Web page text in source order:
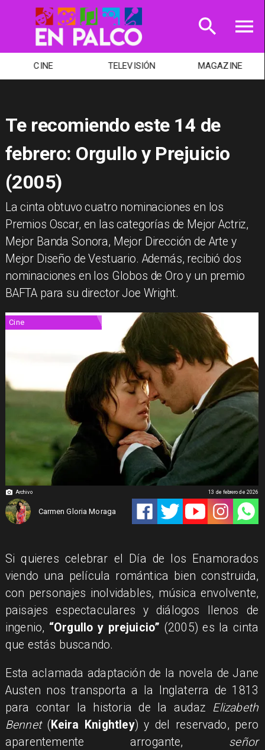
CINE TELEVISIÓN MAGAZINE
Te recomiendo este 14 de
febrero: Orgullo y Prejuicio
(2005)
La cinta obtuvo cuatro nominaciones en los
Premios Oscar, en las categorías de Mejor Actriz,
Mejor Banda Sonora, Mejor Dirección de Arte y
Mejor Diseño de Vestuario. Además, recibió dos
nominaciones en los Globos de Oro y un premio
BAFTA para su director Joe Wright.
Archivo
Cine
Carmen Gloria Moraga
13 de febrero de 2026
Si quieres celebrar el Día de los Enamorados
viendo una película romántica bien construida,
con personajes inolvidables, música envolvente,
paisajes espectaculares y diálogos llenos de
ingenio, “Orgullo y prejuicio” (2005) es la cinta
que estás buscando.
Esta aclamada adaptación de la novela de Jane
Austen nos transporta a la Inglaterra de 1813
para contar la historia de la audaz Elizabeth
Bennet (Keira Knightley) y del reservado, pero
aparentemente arrogante, señor